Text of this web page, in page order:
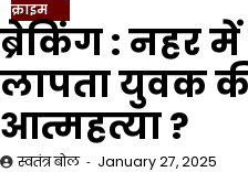
क्राइम
ब्रेकिंग : नहर
लापता युवक
आत्महत्या ?
स्वतंत्र बोल January 27, 2025